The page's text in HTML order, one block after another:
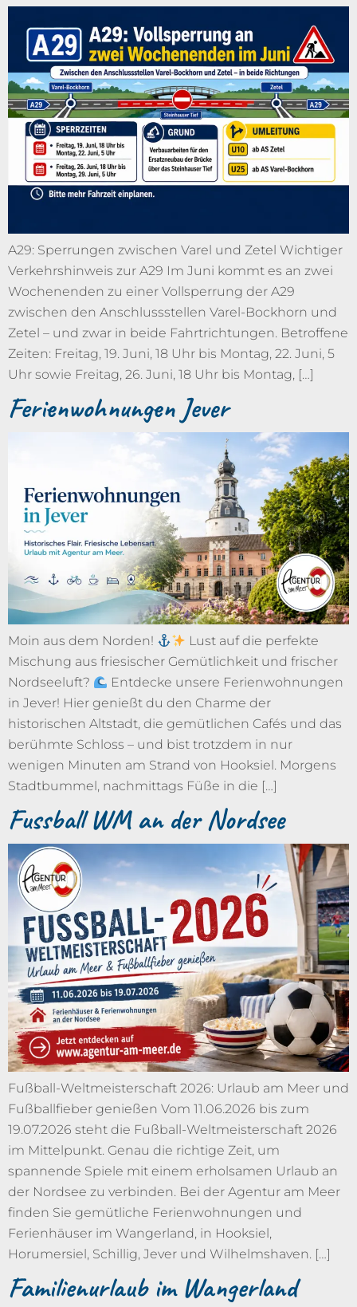
A29: Sperrungen zwischen Varel und Zetel Wichtiger
Verkehrshinweis zur A29 Im Juni kommt es an zwei
Wochenenden zu einer Vollsperrung der A29
zwischen den Anschlussstellen Varel-Bockhorn und
Zetel – und zwar in beide Fahrtrichtungen. Betroffene
Zeiten: Freitag, 19. Juni, 18 Uhr bis Montag, 22. Juni, 5
Uhr sowie Freitag, 26. Juni, 18 Uhr bis Montag, […]
Ferienwohnungen Jever
Moin aus dem Norden!
Lust auf die perfekte
Mischung aus friesischer Gemütlichkeit und frischer
Nordseeluft?
Entdecke unsere Ferienwohnungen
in Jever! Hier genießt du den Charme der
historischen Altstadt, die gemütlichen Cafés und das
berühmte Schloss – und bist trotzdem in nur
wenigen Minuten am Strand von Hooksiel. Morgens
Stadtbummel, nachmittags Füße in die […]
Fussball WM an der Nordsee
Fußball-Weltmeisterschaft 2026: Urlaub am Meer und
Fußballfieber genießen Vom 11.06.2026 bis zum
19.07.2026 steht die Fußball-Weltmeisterschaft 2026
im Mittelpunkt. Genau die richtige Zeit, um
spannende Spiele mit einem erholsamen Urlaub an
der Nordsee zu verbinden. Bei der Agentur am Meer
finden Sie gemütliche Ferienwohnungen und
Ferienhäuser im Wangerland, in Hooksiel,
Horumersiel, Schillig, Jever und Wilhelmshaven. […]
Familienurlaub im Wangerland